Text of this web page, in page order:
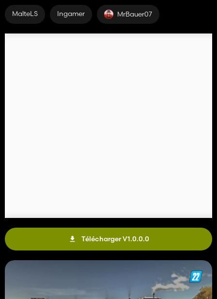
MalteLS Ingamer MrBauer07
Télécharger V1.0.0.0